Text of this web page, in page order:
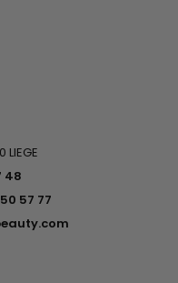
48
57 77